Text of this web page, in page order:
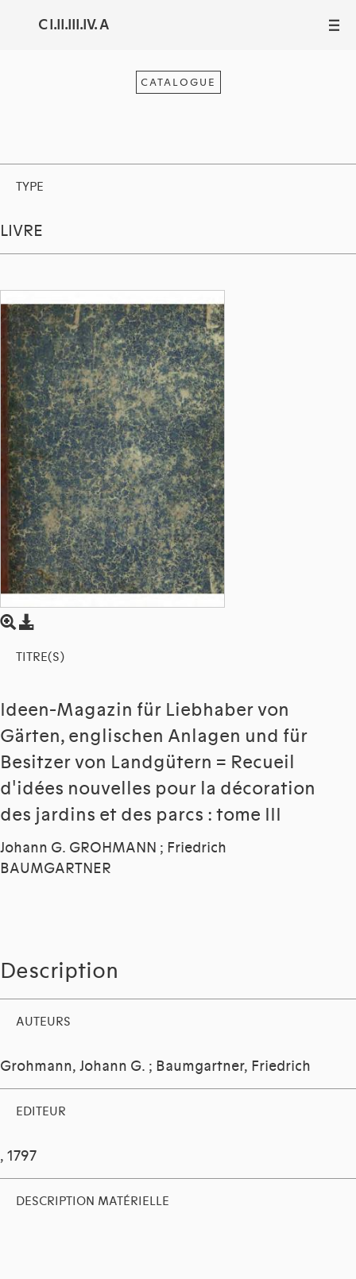
C I.II.III.IV. A III
CATALOGUE
TYPE
LIVRE
TITRE(S)
Ideen-Magazin für Liebhaber von
Gärten, englischen Anlagen und für
Besitzer von Landgütern = Recueil
d'idées nouvelles pour la décoration
des jardins et des parcs : tome III
Johann G. GROHMANN ; Friedrich
BAUMGARTNER
Description
AUTEURS
Grohmann, Johann G. ; Baumgartner, Friedrich
EDITEUR
, 1797
DESCRIPTION MATÉRIELLE